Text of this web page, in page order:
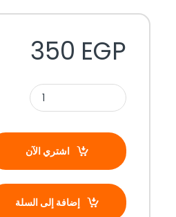
350 EGP
اشتري الآن
إضافة إلى السلة